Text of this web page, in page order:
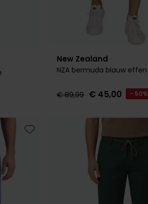
New Zealand
NZA bermuda blauw effen
€ 89,99 € 45,00 - 50%
Toevoegen aan favorieten